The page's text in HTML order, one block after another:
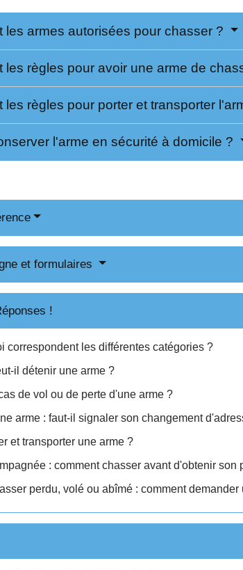
les armes autorisées pour chasser ?
les règles pour avoir une arme de
les règles pour porter et transporter
l'arme en sécurité à domicile ?
et formulaires
!
correspondent les différentes catégories ?
il détenir une arme ?
de vol ou de perte d'une arme ?
arme : faut-il signaler son changement
et transporter une arme ?
: comment chasser avant d'obtenir son
perdu, volé ou abîmé : comment